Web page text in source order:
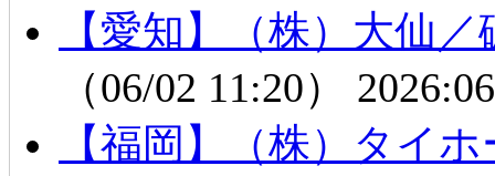
【愛知】（株）大仙
（06/02 11:20）
【福岡】（株）タイ